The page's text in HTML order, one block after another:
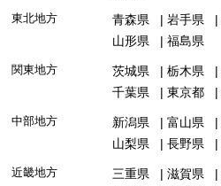
東北地方 青森県 岩手県
山形県
福島県
関東地方 茨城県 栃木県
千葉県
東京都
中部地方 新潟県 富山県
山梨県
長野県
近畿地方 三重県 滋賀県